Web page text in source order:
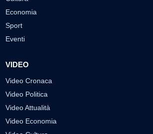
Economia
Sport
Eventi
VIDEO
Video Cronaca
Video Politica
Video Attualità
Video Economia